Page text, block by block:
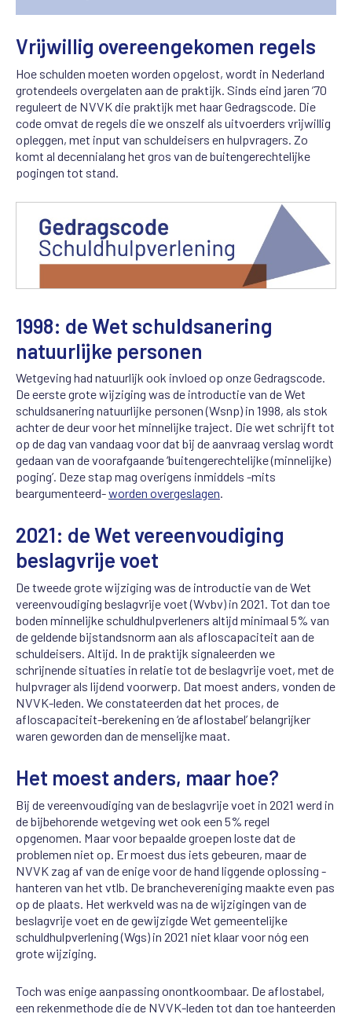
Vrijwillig overeengekomen regels
Hoe schulden moeten worden opgelost, wordt in Nederland
grotendeels overgelaten aan de praktijk. Sinds eind jaren ’70
reguleert de NVVK die praktijk met haar Gedragscode. Die
code omvat de regels die we onszelf als uitvoerders vrijwillig
opleggen, met input van schuldeisers en hulpvragers. Zo
komt al decennialang het gros van de buitengerechtelijke
pogingen tot stand.
1998: de Wet schuldsanering
natuurlijke personen
Wetgeving had natuurlijk ook invloed op onze Gedragscode.
De eerste grote wijziging was de introductie van de Wet
schuldsanering natuurlijke personen (Wsnp) in 1998, als stok
achter de deur voor het minnelijke traject. Die wet schrijft tot
op de dag van vandaag voor dat bij de aanvraag verslag wordt
gedaan van de voorafgaande ‘buitengerechtelijke (minnelijke)
poging’. Deze stap mag overigens inmiddels -mits
beargumenteerd-worden overgeslagen.
2021: de Wet vereenvoudiging
beslagvrije voet
De tweede grote wijziging was de introductie van de Wet
vereenvoudiging beslagvrije voet (Wvbv) in 2021. Tot dan toe
boden minnelijke schuldhulpverleners altijd minimaal 5% van
de geldende bijstandsnorm aan als afloscapaciteit aan de
schuldeisers. Altijd. In de praktijk signaleerden we
schrijnende situaties in relatie tot de beslagvrije voet, met de
hulpvrager als lijdend voorwerp. Dat moest anders, vonden de
NVVK-leden. We constateerden dat het proces, de
afloscapaciteit-berekening en ‘de aflostabel’ belangrijker
waren geworden dan de menselijke maat.
Het moest anders, maar hoe?
Bij de vereenvoudiging van de beslagvrije voet in 2021 werd in
de bijbehorende wetgeving wet ook een 5% regel
opgenomen. Maar voor bepaalde groepen loste dat de
problemen niet op. Er moest dus iets gebeuren, maar de
NVVK zag af van de enige voor de hand liggende oplossing -
hanteren van het vtlb. De branchevereniging maakte even pas
op de plaats. Het werkveld was na de wijzigingen van de
beslagvrije voet en de gewijzigde Wet gemeentelijke
schuldhulpverlening (Wgs) in 2021 niet klaar voor nóg een
grote wijziging.
Toch was enige aanpassing onontkoombaar. De aflostabel,
een rekenmethode die de NVVK-leden tot dan toe hanteerden